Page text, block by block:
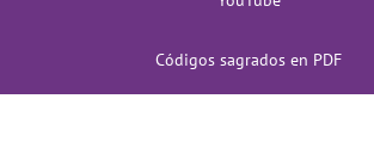
Códigos sagrados en PDF